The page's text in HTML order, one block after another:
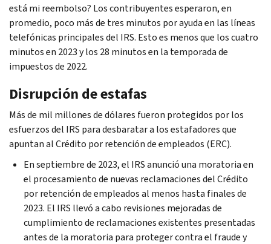
está mi reembolso? Los contribuyentes esperaron, en
promedio, poco más de tres minutos por ayuda en las líneas
telefónicas principales del IRS. Esto es menos que los cuatro
minutos en 2023 y los 28 minutos en la temporada de
impuestos de 2022.
Disrupción de estafas
Más de mil millones de dólares fueron protegidos por los
esfuerzos del IRS para desbaratar a los estafadores que
apuntan al Crédito por retención de empleados (ERC).
En septiembre de 2023, el IRS anunció una moratoria en
el procesamiento de nuevas reclamaciones del Crédito
por retención de empleados al menos hasta finales de
2023. El IRS llevó a cabo revisiones mejoradas de
cumplimiento de reclamaciones existentes presentadas
antes de la moratoria para proteger contra el fraude y